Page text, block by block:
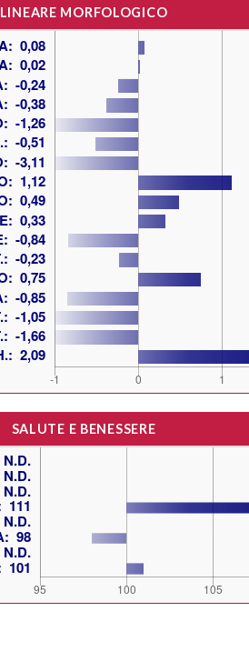
LINEARE MORFOLOGICO
SALUTE E BENESSERE